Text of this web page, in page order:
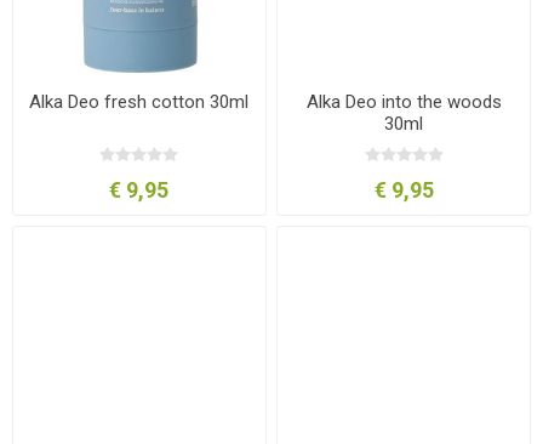
Alka Deo fresh cotton 30ml
€ 9,95
Alka Deo into the woods
30ml
€ 9,95